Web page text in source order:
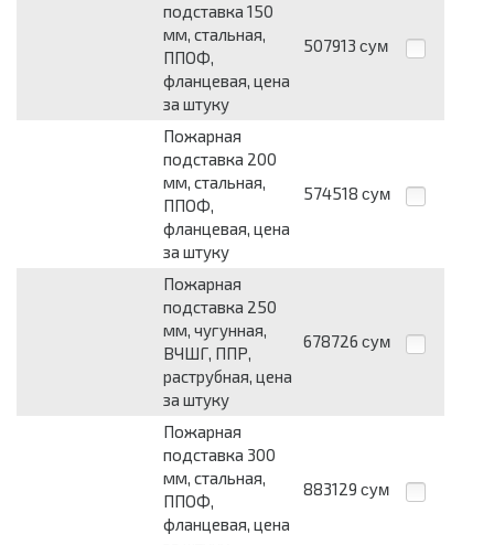
подставка 150
мм, стальная,
ППОФ,
фланцевая, цена
за штуку
507913 сум
Пожарная
подставка 200
мм, стальная,
ППОФ,
фланцевая, цена
за штуку
574518 сум
Пожарная
подставка 250
мм, чугунная,
ВЧШГ, ППР,
раструбная, цена
за штуку
678726 сум
Пожарная
подставка 300
мм, стальная,
ППОФ,
фланцевая, цена
883129 сум